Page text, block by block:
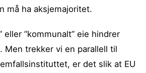
må ha aksjemajoritet.
eller ”kommunalt” eie hindrer
Men trekker vi en parallell til
er det slik at EU